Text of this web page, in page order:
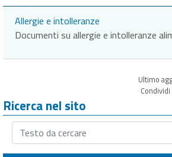
Allergie e intolleranze
Documenti su allergie e intolleranze
Ultimo
Ricerca nel sito